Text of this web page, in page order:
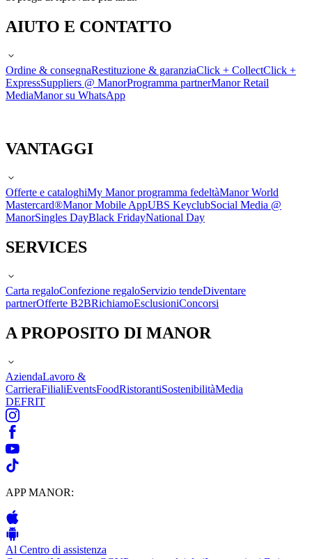
AIUTO E CONTATTO
Ordine & consegnaRestituzione & garanziaClick + CollectClick +
ExpressSuppliers @ ManorProgramma partnerManor Retail
MediaManor su WhatsApp
VANTAGGI
Offerte e cataloghiMy Manor programma fedeltàManor World
Mastercard®Manor Mobile AppUBS KeyclubSocial Media @
ManorSingles DayBlack FridayNational Day
SERVICES
Carta regaloConfezione regaloServizio tendeDiventare
partnerOfferte B2BRichiamoEsclusioniConcorsi
A PROPOSITO DI MANOR
AziendaLavoro &
CarrieraFilialiEventsFoodRistorantiSostenibilitàMedia
DEFRIT
APP MANOR:
Al Centro di assistenza